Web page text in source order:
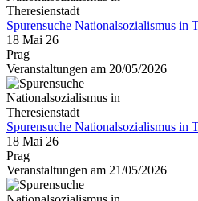
Spurensuche Nationalsozialismus in
18 Mai 26
Prag
Veranstaltungen am 20/05/2026
Spurensuche Nationalsozialismus in
18 Mai 26
Prag
Veranstaltungen am 21/05/2026